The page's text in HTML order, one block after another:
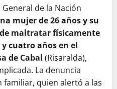
General de la Nación
mujer de 26 años y su
maltratar físicamente
cuatro años en el
de Cabal (Risaralda),
La denuncia
quien alertó a las